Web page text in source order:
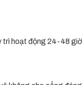
hoạt động 24-48